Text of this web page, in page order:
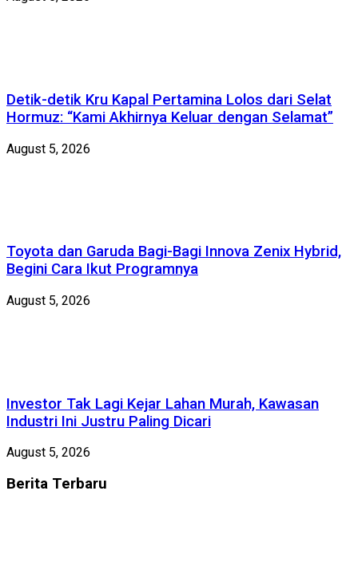
Detik-detik Kru Kapal Pertamina Lolos dari Selat
Hormuz: “Kami Akhirnya Keluar dengan Selamat”
August 5, 2026
Toyota dan Garuda Bagi-Bagi Innova Zenix Hybrid,
Begini Cara Ikut Programnya
August 5, 2026
Investor Tak Lagi Kejar Lahan Murah, Kawasan
Industri Ini Justru Paling Dicari
August 5, 2026
Berita Terbaru